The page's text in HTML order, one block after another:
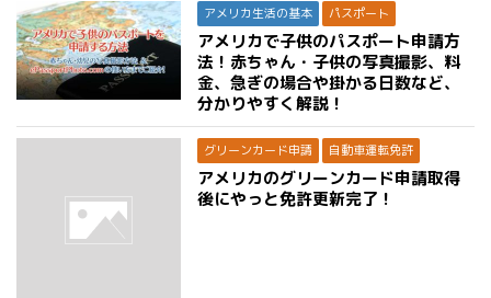
アメリカ生活の基本 パスポート
アメリカで子供のパスポート申請方
法！赤ちゃん・子供の写真撮影、料
金、急ぎの場合や掛かる日数など、
分かりやすく解説！
グリーンカード申請 自動車運転免許
アメリカのグリーンカード申請取得
後にやっと免許更新完了！